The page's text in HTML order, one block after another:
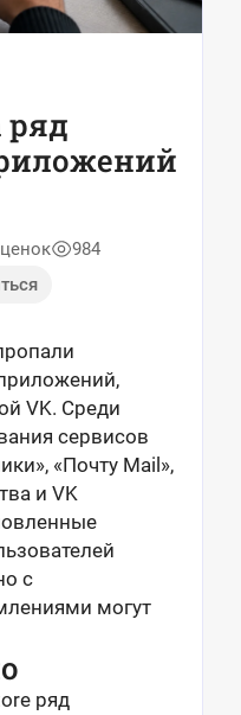
ряд
984
VK. Среди
сервисов
«Почту Mail»,
и VK
с
могут
ряд